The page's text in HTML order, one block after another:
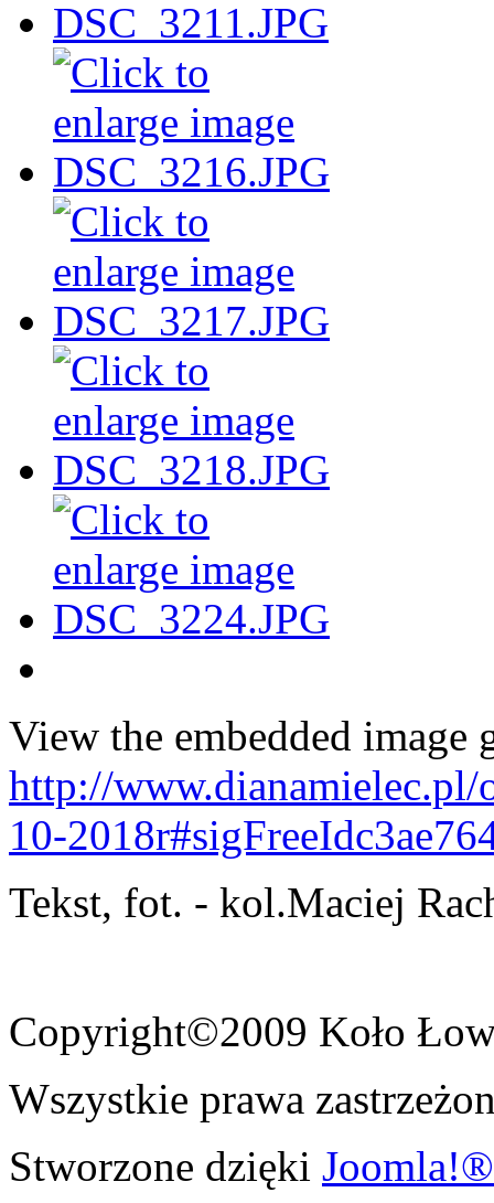
View the embedded image
http://
10-
Tekst, fot. - kol.Maciej
Copyright©2009 Koło
Wszystkie prawa
Stworzone dzięki Joomla!®